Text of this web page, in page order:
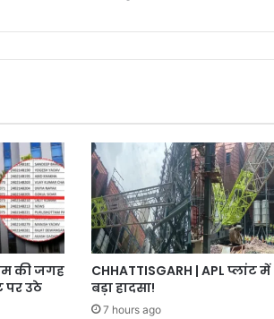
सिंह
की जगह
पर उठे
CHHATTISGARH | APL प्लांट में
बड़ा हादसा!
7 hours ago